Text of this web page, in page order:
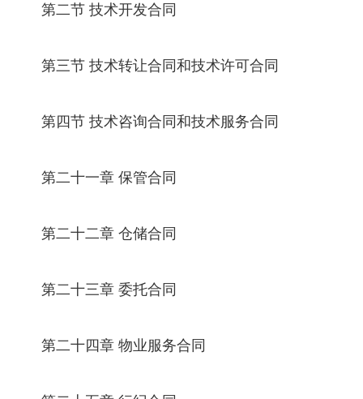
第二节 技术开发合同
第三节 技术转让合同和技术许可合同
第四节 技术咨询合同和技术服务合同
第二十一章 保管合同
第二十二章 仓储合同
第二十三章 委托合同
第二十四章 物业服务合同